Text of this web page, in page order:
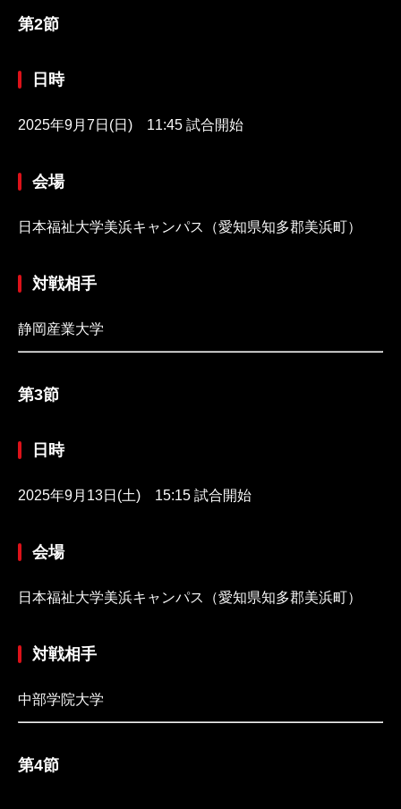
第2節
日時
2025年9月7日(日) 11:45 試合開始
会場
日本福祉大学美浜キャンパス（愛知県知多郡美浜町）
対戦相手
静岡産業大学
第3節
日時
2025年9月13日(土) 15:15 試合開始
会場
日本福祉大学美浜キャンパス（愛知県知多郡美浜町）
対戦相手
中部学院大学
第4節